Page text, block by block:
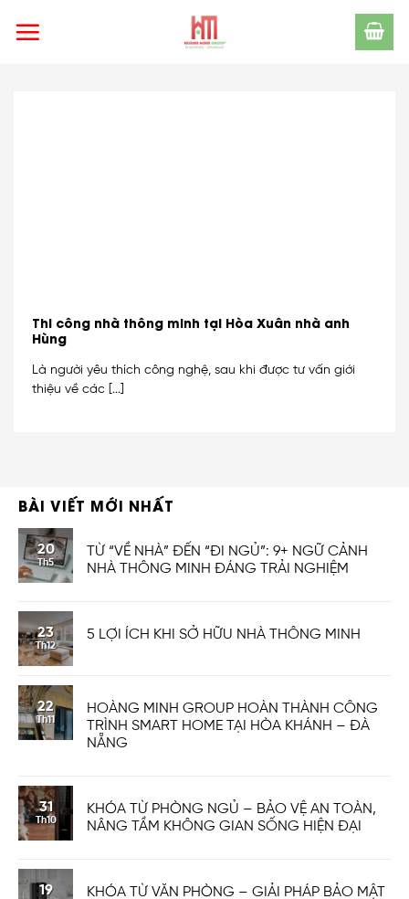
Thi công nhà thông minh tại Hòa Xuân nhà anh
Hùng
Là người yêu thích công nghệ, sau khi được tư vấn giới
thiệu về các [...]
BÀI VIẾT MỚI NHẤT
20
Th5
TỪ “VỀ NHÀ” ĐẾN “ĐI NGỦ”: 9+ NGỮ CẢNH
NHÀ THÔNG MINH ĐÁNG TRẢI NGHIỆM
23
Th12
5 LỢI ÍCH KHI SỞ HỮU NHÀ THÔNG MINH
22
Th11
HOÀNG MINH GROUP HOÀN THÀNH CÔNG
TRÌNH SMART HOME TẠI HÒA KHÁNH – ĐÀ
NẴNG
31
Th10
KHÓA TỪ PHÒNG NGỦ – BẢO VỆ AN TOÀN,
NÂNG TẦM KHÔNG GIAN SỐNG HIỆN ĐẠI
19
KHÓA TỪ VĂN PHÒNG – GIẢI PHÁP BẢO MẬT